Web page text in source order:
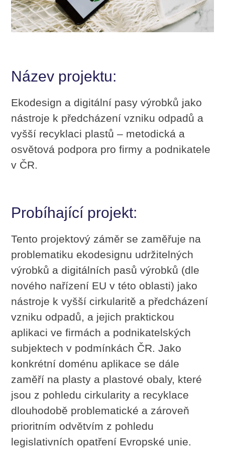
Název projektu:
Ekodesign a digitální pasy výrobků jako
nástroje k předcházení vzniku odpadů a
vyšší recyklaci plastů – metodická a
osvětová podpora pro firmy a podnikatele
v ČR.
Probíhající projekt:
Tento projektový záměr se zaměřuje na
problematiku ekodesignu udržitelných
výrobků a digitálních pasů výrobků (dle
nového nařízení EU v této oblasti) jako
nástroje k vyšší cirkularitě a předcházení
vzniku odpadů, a jejich praktickou
aplikaci ve firmách a podnikatelských
subjektech v podmínkách ČR. Jako
konkrétní doménu aplikace se dále
zaměří na plasty a plastové obaly, které
jsou z pohledu cirkularity a recyklace
dlouhodobě problematické a zároveň
prioritním odvětvím z pohledu
legislativních opatření Evropské unie.